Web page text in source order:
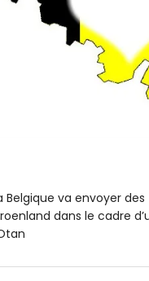
Belgique va envoyer
dans le cadre